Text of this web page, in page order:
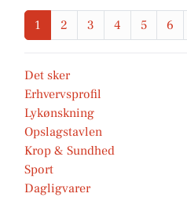
1 2 3 4 5 6
Det sker
Erhvervsprofil
Lykønskning
Opslagstavlen
Krop & Sundhed
Sport
Dagligvarer